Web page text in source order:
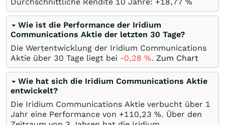
Wie ist die Performance der Iridium
Communications Aktie der letzten 30 Tage?
Die Wertentwicklung der Iridium Communications
Aktie über 30 Tage liegt bei -0,28 %. Zum Chart
Wie hat sich die Iridium Communications Aktie
entwickelt?
Die Iridium Communications Aktie verbucht über 1
Jahr eine Performance von +110,23 %. Über den